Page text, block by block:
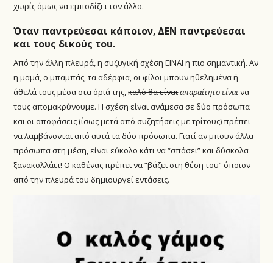
χωρίς όμως να εμποδίζει τον άλλο.
Όταν παντρεύεσαι κάποιον, ΔΕΝ παντρεύεσαι
και τους δικούς του.
Από την άλλη πλευρά, η συζυγική σχέση ΕΙΝΑΙ η πιο σημαντική. Αν
η μαμά, ο μπαμπάς, τα αδέρφια, οι φίλοι μπουν ηθελημένα ή
άθελά τους μέσα στα όριά της,καλό θα είναιαπαραίτητο είναι να
τους απομακρύνουμε. Η σχέση είναι ανάμεσα σε δύο πρόσωπα
και οι αποφάσεις (ίσως μετά από συζητήσεις με τρίτους) πρέπει
να λαμβάνονται από αυτά τα δύο πρόσωπα. Γιατί αν μπουν άλλα
πρόσωπα στη μέση, είναι εύκολο κάτι να “σπάσει” και δύσκολα
ξανακολλάει! Ο καθένας πρέπει να “βάζει στη θέση του” όποιον
από την πλευρά του δημιουργεί εντάσεις.